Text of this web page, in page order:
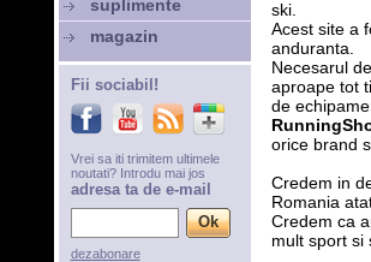
ski.
Acest site a
anduranta.
Necesarul
aproape tot
de
orice brand
Credem in
Romania
Credem ca
mult sport si
suplimente
magazin
Fii sociabil!
Vrei sa iti trimitem ultimele
noutati? Introdu mai jos
adresa ta de e-mail
dezabonare